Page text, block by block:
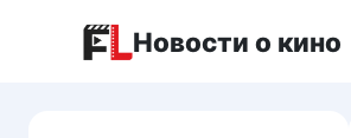
Новости о кино